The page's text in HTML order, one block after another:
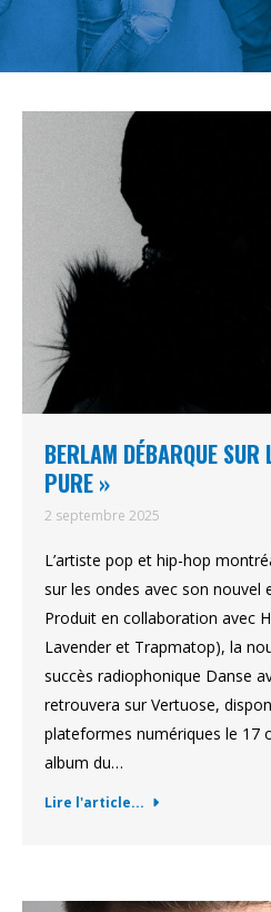
BERLAM DÉBARQUE SUR
PURE »
2 septembre 2025
L’artiste pop et hip-hop
sur les ondes avec son nouvel
Produit en collaboration avec
Lavender et Trapmatop), la
succès radiophonique Danse
retrouvera sur Vertuose,
plateformes numériques le 17
album du…
Lire l'article...